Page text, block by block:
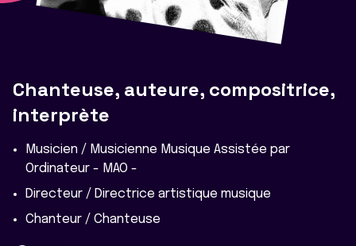
Chanteuse, auteure, compositrice,
interprète
Musicien / Musicienne Musique Assistée par
Ordinateur - MAO -
Directeur / Directrice artistique musique
Chanteur / Chanteuse